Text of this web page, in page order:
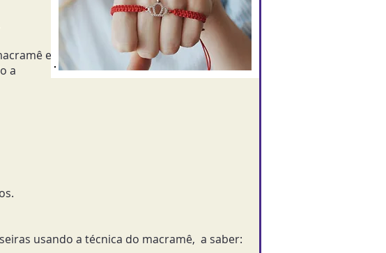
e
a
usando a técnica do macramê, a saber: